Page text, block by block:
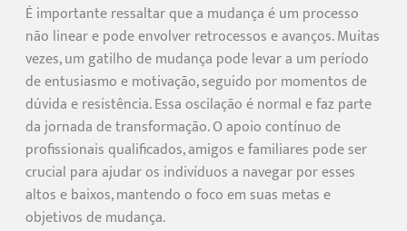
É importante ressaltar que a mudança é um processo
não linear e pode envolver retrocessos e avanços. Muitas
vezes, um gatilho de mudança pode levar a um período
de entusiasmo e motivação, seguido por momentos de
dúvida e resistência. Essa oscilação é normal e faz parte
da jornada de transformação. O apoio contínuo de
profissionais qualificados, amigos e familiares pode ser
crucial para ajudar os indivíduos a navegar por esses
altos e baixos, mantendo o foco em suas metas e
objetivos de mudança.